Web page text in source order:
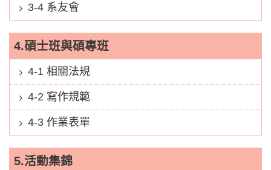
3-4 系友會
4.碩士班與碩專班
4-1 相關法規
4-2 寫作規範
4-3 作業表單
5.活動集錦